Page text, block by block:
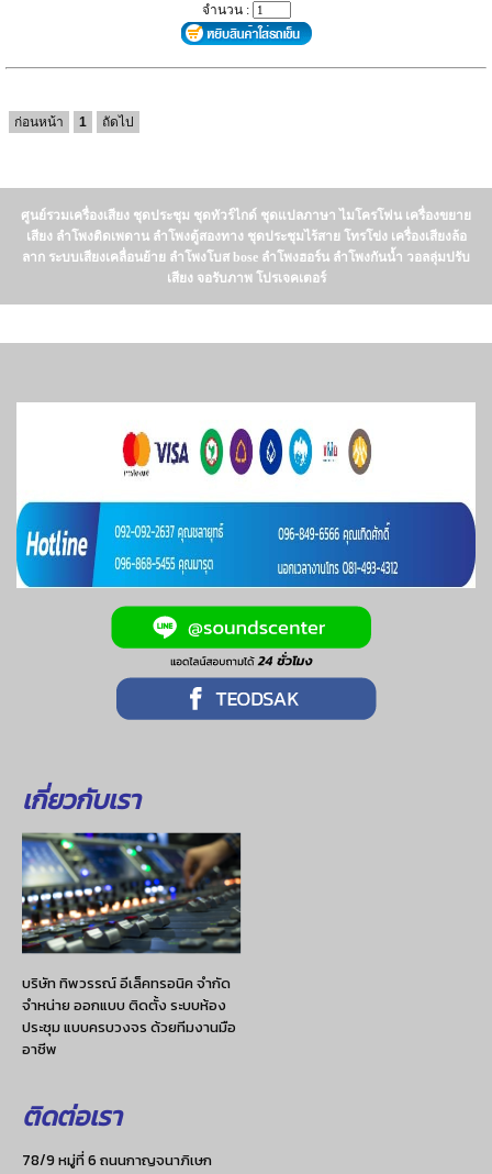
จำนวน :
ก่อนหน้า 1 ถัดไป
ศูนย์รวมเครื่องเสียง ชุดประชุม ชุดทัวร์ไกด์ ชุดแปลภาษา ไมโครโฟน เครื่องขยาย
เสียง ลำโพงติดเพดาน ลำโพงตู้สองทาง ชุดประชุมไร้สาย โทรโข่ง เครื่องเสียงล้อ
ลาก ระบบเสียงเคลื่อนย้าย ลำโพงโบส bose ลำโพงฮอร์น ลำโพงกันน้ำ วอลลุ่มปรับ
เสียง จอรับภาพ โปรเจคเตอร์
เกี่ยวกับเรา
บริษัท ทิพวรรณ์ อีเล็คทรอนิค จำกัด
จำหน่าย ออกแบบ ติดตั้ง ระบบห้อง
ประชุม แบบครบวงจร ด้วยทีมงานมือ
อาชีพ
ติดต่อเรา
78/9 หมู่ที่ 6 ถนนกาญจนาภิเษก